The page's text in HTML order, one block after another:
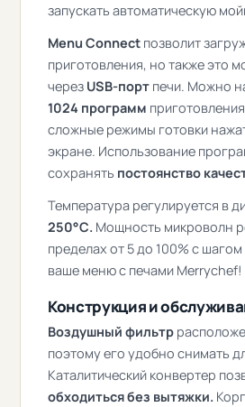
запускать автоматическую
Menu Connect позволит
приготовления, но также это
через USB-порт печи. Можно
1024 программ
сложные режимы готовки
экране. Использование
сохранять постоянство
Температура регулируется в
250°С. Мощность микроволн
пределах от 5 до 100% с
ваше меню с печами Merrychef!
Конструкция и
Воздушный фильтр
поэтому его удобно снимать
Каталитический конвертер
обходиться без вытяжки.